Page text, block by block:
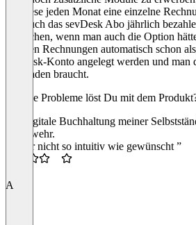
für diese jeden Monat eine einzelne
wie auch das sevDesk Abo jährlich
wünschen, wenn man auch die Option
eigenen Rechnungen automatisch schon
sevDesk-Konto angelegt werden und man
hochladen braucht.
Welche Probleme löst Du mit dem
Die digitale Buchhaltung meiner
Feuerwehr.
“leider nicht so intuitiv wie gewünscht ”
A